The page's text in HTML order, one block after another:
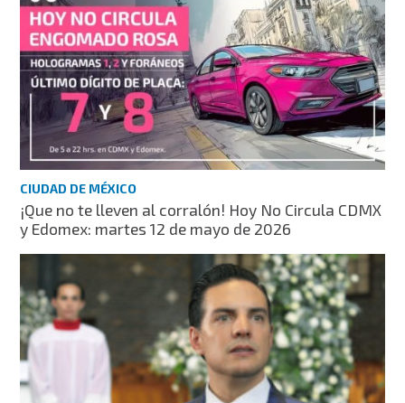
CIUDAD DE MÉXICO
¡Que no te lleven al corralón! Hoy No Circula CDMX
y Edomex: martes 12 de mayo de 2026